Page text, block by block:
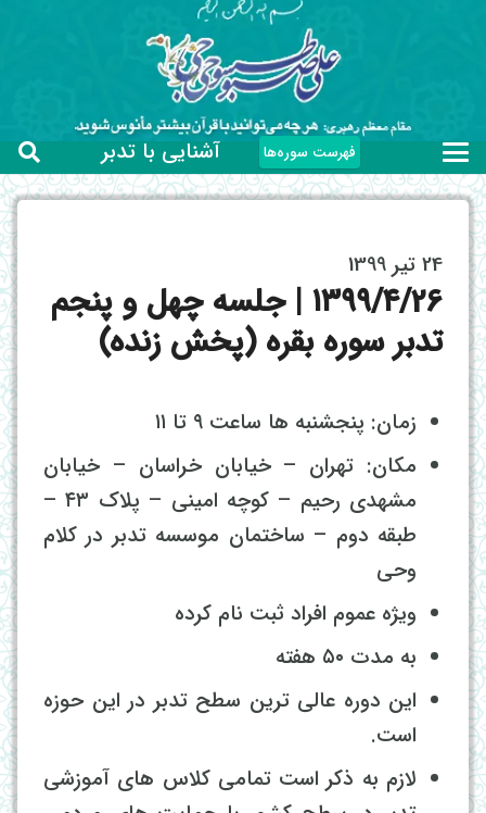
فهرست سوره‌ها آشنایی با تدبر
24 تیر 1399
۱۳۹۹/۴/26 | جلسه چهل و پنجم
تدبر سوره بقره (پخش زنده)
زمان: پنجشنبه ها ساعت ۹ تا ۱۱
مکان: تهران – خیابان خراسان – خیابان
مشهدی رحیم – کوچه امینی – پلاک ۴۳ –
طبقه دوم – ساختمان موسسه تدبر در کلام
وحی
ویژه عموم افراد ثبت نام کرده
به مدت ۵۰ هفته
این دوره عالی ترین سطح تدبر در این حوزه
است.
لازم به ذکر است تمامی کلاس های آموزشی